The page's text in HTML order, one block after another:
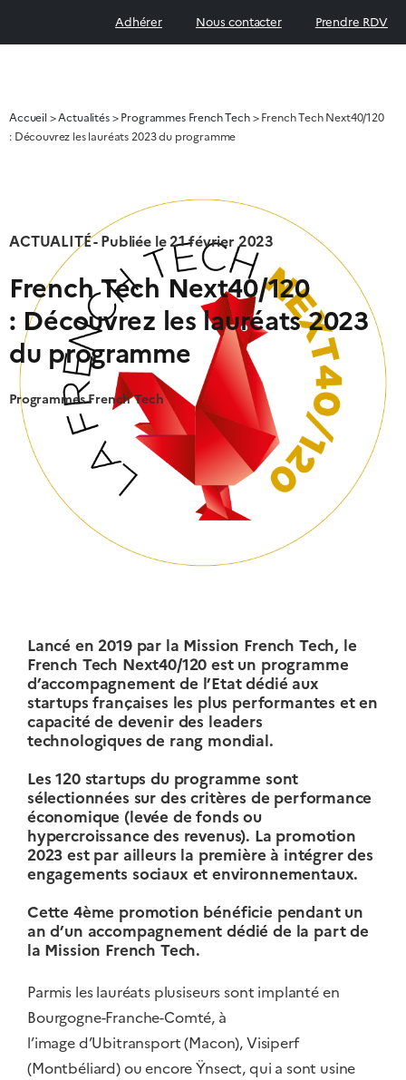
Adhérer Nous contacter Prendre RDV
Accueil >Actualités>Programmes French Tech>French Tech Next40/120
: Découvrez les lauréats 2023 du programme
ACTUALITÉ - Publiée le21 février 2023
French Tech Next40/120
: Découvrez les lauréats 2023
du programme
Programmes French Tech
Lancé en 2019 par la Mission French Tech, le
French Tech Next40/120 est un programme
d’accompagnement de l’Etat dédié aux
startups françaises les plus performantes et en
capacité de devenir des leaders
technologiques de rang mondial.
Les 120 startups du programme sont
sélectionnées sur des critères de performance
économique (levée de fonds ou
hypercroissance des revenus). La promotion
2023 est par ailleurs la première à intégrer des
engagements sociaux et environnementaux.
Cette 4ème promotion bénéficie pendant un
an d’un accompagnement dédié de la part de
la Mission French Tech.
Parmis les lauréats plusiseurs sont implanté en
Bourgogne-Franche-Comté, à
l’image d’Ubitransport(Macon),Visiperf
(Montbéliard) ou encoreŸnsect, qui a sont usine